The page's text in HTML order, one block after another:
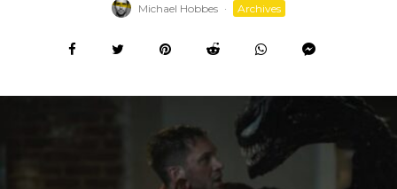
Michael Hobbes · Archives